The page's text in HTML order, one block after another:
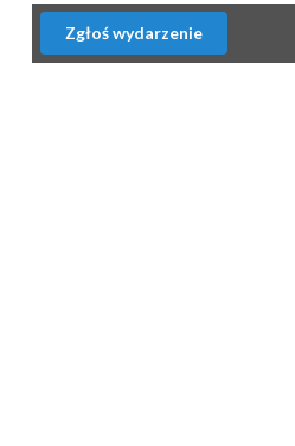
Zgłoś wydarzenie